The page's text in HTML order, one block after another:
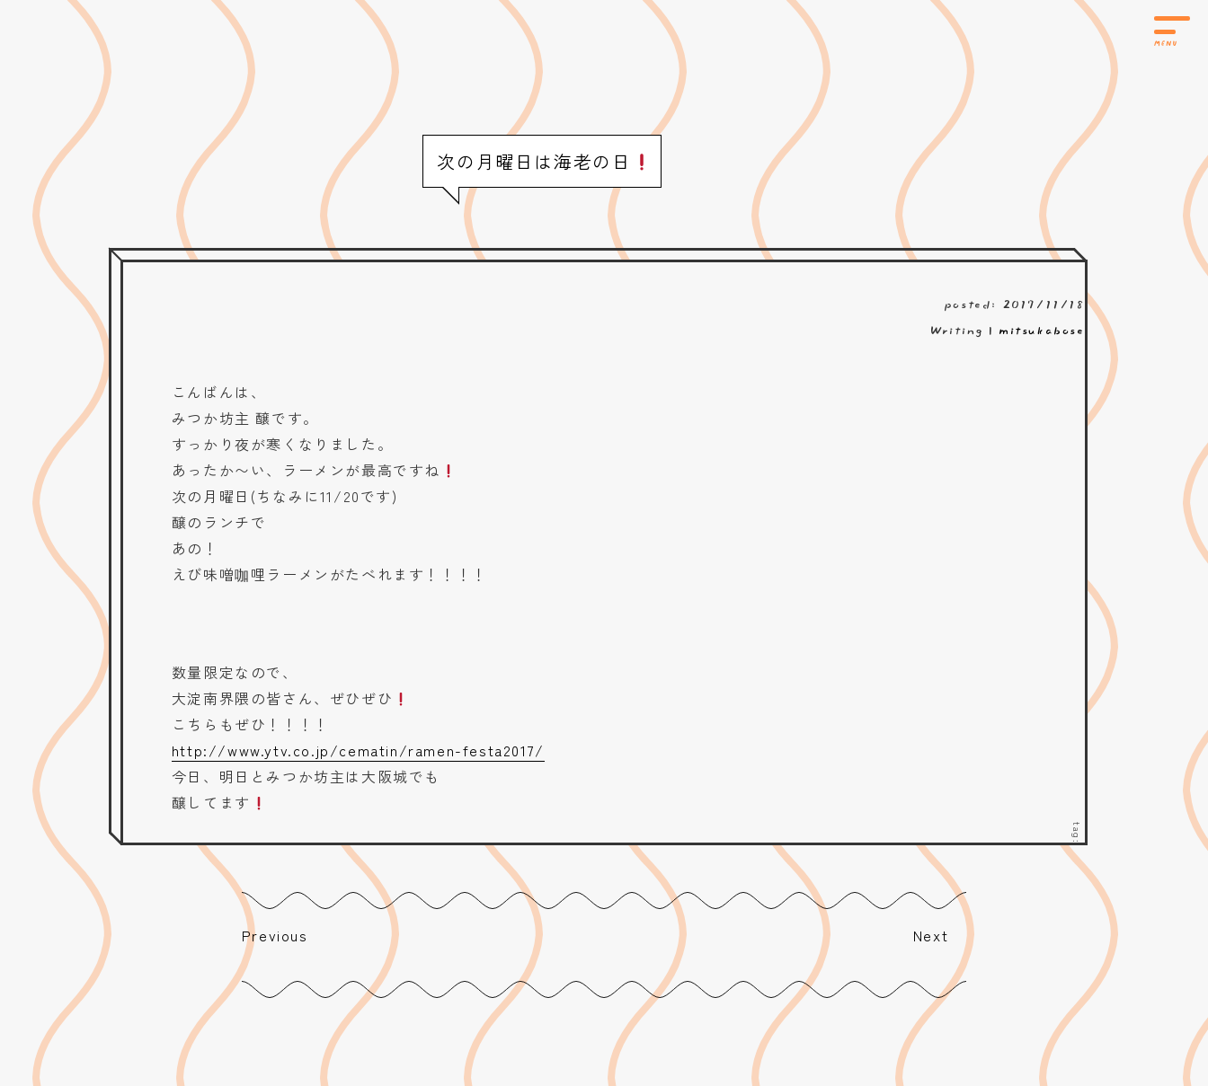
次の月曜日は海老の日
posted: 2017/11/18
Writing | mitsukabose
tag:
こんばんは、
みつか坊主 醸です。
すっかり夜が寒くなりました。
あったか〜い、ラーメンが最高ですね
次の月曜日(ちなみに11/20です)
醸のランチで
あの！
えび味噌咖哩ラーメンがたべれます！！！！
数量限定なので、
大淀南界隈の皆さん、ぜひぜひ
こちらもぜひ！！！！
http://www.ytv.co.jp/cematin/ramen-festa2017/
今日、明日とみつか坊主は大阪城でも
醸してます
Previous Next